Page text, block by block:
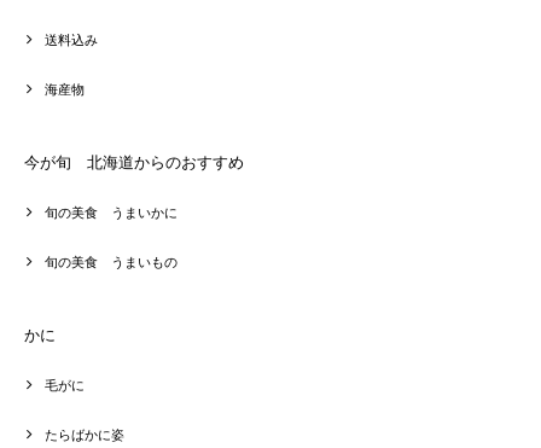
送料込み
海産物
今が旬 北海道からのおすすめ
旬の美食 うまいかに
旬の美食 うまいもの
かに
毛がに
たらばかに姿